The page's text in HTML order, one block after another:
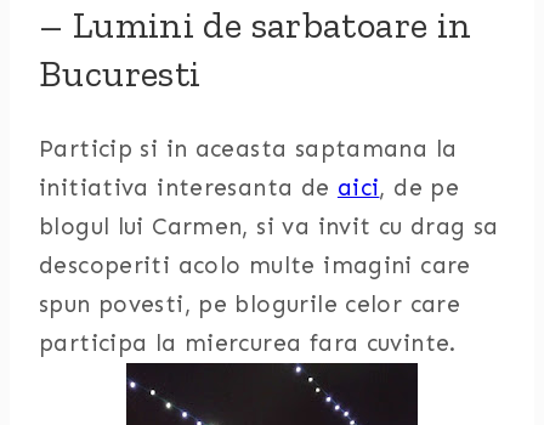
– Lumini de sarbatoare in
Bucuresti
Particip si in aceasta saptamana la
initiativa interesanta de aici, de pe
blogul lui Carmen, si va invit cu drag sa
descoperiti acolo multe imagini care
spun povesti, pe blogurile celor care
participa la miercurea fara cuvinte.